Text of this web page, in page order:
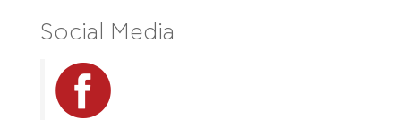
Social Media